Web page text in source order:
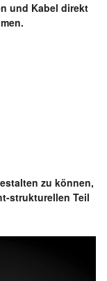
und Kabel direkt
zu können,
strukturellen Teil